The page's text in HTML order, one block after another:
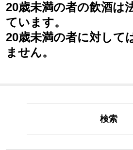
20歳未満の者の飲酒は
ています。
20歳未満の者に対して
ません。
検索